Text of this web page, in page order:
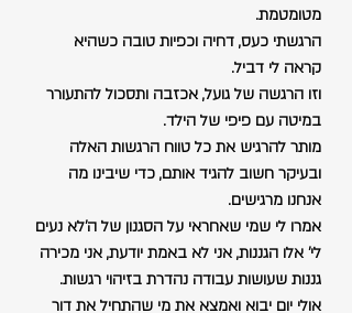
מטומטמת.
הרגשתי כעס, דחיה וכפיות טובה כשהיא
קראה לי דביל.
וזו הרגשה של גועל, אכזבה ותסכול להתעורר
במיטה עם פיפי של הילד.
מותר להרגיש את כל טווח הרגשות האלה
ובעיקר חשוב להגיד אותם, כדי שיבינו מה
אנחנו מרגישים.
אמרו לי שמי שאחראי על הסגנון של ה'לא נעים
לי' אלו הגננות, אני לא באמת יודעת, אני מכירה
גננות שעושות עבודה נהדרת בזיהוי רגשות.
אולי יום יבוא ואמצא את מי שהתחיל את דור